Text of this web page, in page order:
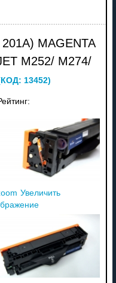
MAGENTA
M252/ M274/
13452)
Увеличить